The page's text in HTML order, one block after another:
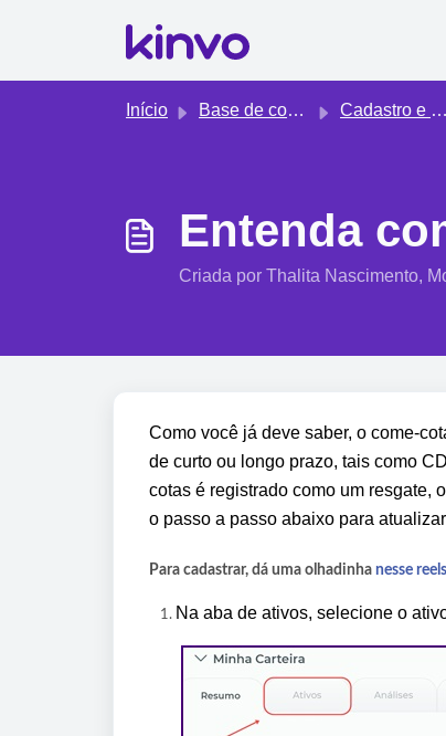
Início Base de conhecimento Cadastro e edição manual de ativos
Entenda
Criada por Thalita Nascimento,
Como você já deve saber, o come-
de curto ou longo prazo, tais como
cotas é registrado como um resgate,
o passo a passo abaixo para
Para cadastrar, dá uma olhadinha nesse reels
Na aba de ativos, selecione o